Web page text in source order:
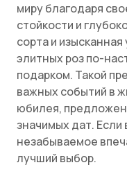
миру благодаря
стойкости и
сорта и
элитных роз по-
подарком. Такой
важных событий в
юбилея,
значимых дат. Если
незабываемое
лучший выбор.